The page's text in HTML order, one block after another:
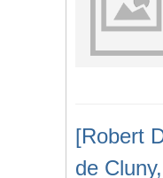
[Robert
de